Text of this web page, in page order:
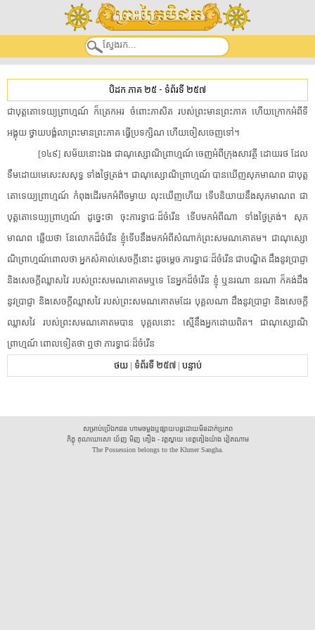
បិដក ភាគ ២៥ - ទំព័រទី ២៥៧
​ជា​បុត្ត​តោ​ទេយ្យ​ព្រាហ្មណ៍​ ​ក៏​ត្រេកអរ​ ​ចំពោះ​ភាសិត​ ​របស់​ព្រះមានព្រះភាគ​ ​ហើយ​ក្រោក​អំពី​ទី​
អង្គុយ​ ​ថ្វាយបង្គំលា​ព្រះមានព្រះភាគ​ ​ធ្វើ​ប្រទក្សិណ​ ​ហើយ​ចៀសចេញ​ទៅ​។​
[​១៤៩​]​ ​សម័យ​នោះ​ឯង​ ​ជា​ណុស្សោ​ណិ​ព្រាហ្មណ៍​ ​ចេញ​អំពី​ក្រុង​សាវត្ថី​ ​ដោយ​រថ​ ​ដែល​
ទឹម​ដោយ​មេ​សេះស​សុទ្ធ​ ​ទាំង​ថ្ងៃត្រង់​។​ ​ជា​ណុស្សោ​ណិ​ព្រាហ្មណ៍​ ​បានឃើញ​សុភ​មាណព​ ​ជា​បុត្ត​
តោ​ទេយ្យ​ព្រាហ្មណ៍​ ​កំពុង​ដើរមក​អំពី​ចម្ងាយ​ ​លុះ​ឃើញ​ហើយ​ ​ទើប​និយាយ​នឹង​សុភ​មាណព​ ​ជា​
បុត្ត​តោ​ទេយ្យ​ព្រាហ្មណ៍​ ​ដូច្នេះ​ថា​ ​ចុះ​ភារ​ទ្វា​ជៈ​ដ៏​ចំរើន​ ​ទើប​មក​អំពី​ណា​ ​ទាំង​ថ្ងៃត្រង់​។​ ​សុភ​
មាណព​ ​ឆ្លើយ​ថា​ ​នែ​លោក​ដ៏​ចំរើន​ ​ខ្ញុំ​ទើបនឹង​មក​អំពីសំណាក់​ព្រះសមណគោតម​។​ ​ជា​ណុស្សោ​
ណិ​ព្រាហ្មណ៍​ពោល​ថា​ ​អ្នក​សំគាល់​សេចក្តី​នោះ​ ​ដូចម្តេច​ ​ភារ​ទ្វា​ជៈ​ដ៏​ចំរើន​ ​ជា​បណ្ឌិត​ ​ដឹង​នូវ​ប្រាជ្ញា​
​និង​សេចក្តី​ឈ្លាសវៃ​ ​របស់​ព្រះសមណគោតម​ឬទេ​ ​នែអ្នក​ដ៏​ចំរើន​ ​ខ្ញុំ​ ​ឬន​រណា​ ​នរណា​ ​ក៏​គង់​ដឹង​
នូវ​ប្រាជ្ញា​ ​និង​សេចក្តី​ឈ្លាសវៃ​ ​របស់​ព្រះសមណគោតម​ដែរ​ ​បុគ្គល​ណា​ ​ដឹង​នូវ​ប្រាជ្ញា​ ​និង​សេចក្តី​
ឈ្លាសវៃ​ ​របស់​ព្រះសមណគោតម​បាន​ ​បុគ្គល​នោះ​ ​ស្មើនឹង​អ្នក​ដោយពិត​។​ ​ជា​ណុស្សោ​ណិ​
ព្រាហ្មណ៍​ ​ពោល​ទៀត​ថា​ ​ឮថា​ ​ភារ​ទ្វា​ជៈ​ដ៏​ចំរើន​ ​
ថយ| ទំព័រទី ២៥៧| បន្ទាប់
សម្រាប់ប្រើឯកជន ហាមចម្លងឬផ្សាយបន្តដោយមិនដាក់ប្រភព
ភិក្ខុ គុណឃោសោ យ័ញ មិញ គឿង - វត្តស្វាយ ខេត្តគៀងយ៉ាង វៀតណាម
The Possession belongs to the Khmer Sangha.